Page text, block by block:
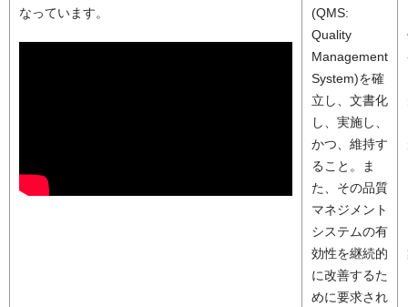
なっています。
(QMS:
Quality
Management
System)を確
立し、文書化
し、実施し、
かつ、維持す
ること。ま
た、その品質
マネジメント
システムの有
効性を継続的
に改善するた
めに要求され